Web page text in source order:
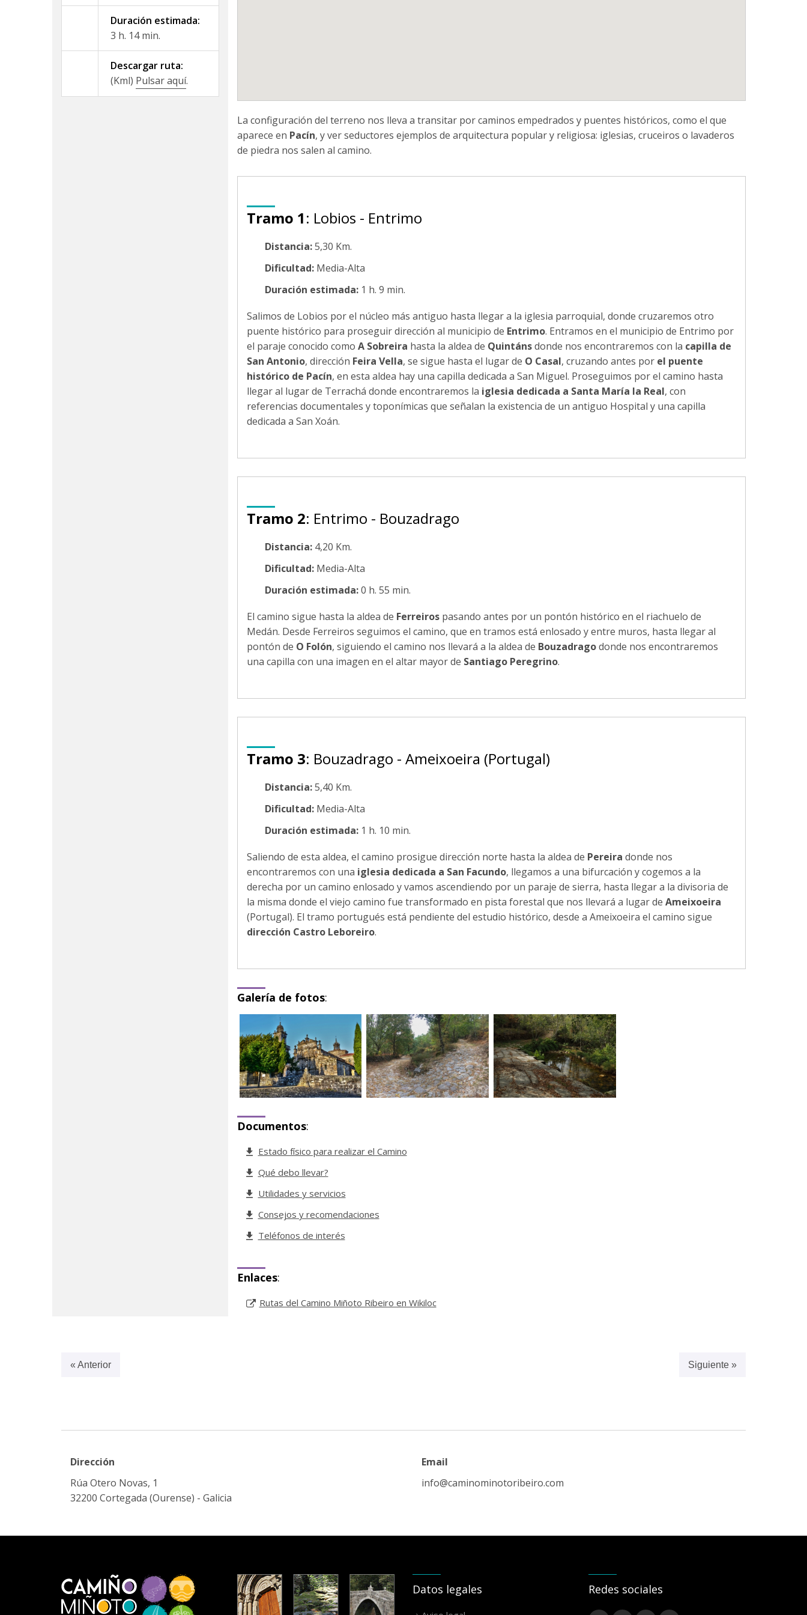
Duración estimada:
3 h. 14 min.
Descargar ruta:
(Kml) Pulsar aquí.
La configuración del terreno nos lleva a transitar por caminos empedrados y puentes históricos, como el que
aparece en Pacín, y ver seductores ejemplos de arquitectura popular y religiosa: iglesias, cruceiros o lavaderos
de piedra nos salen al camino.
Tramo 1: Lobios - Entrimo
Distancia:5,30 Km.
Dificultad:Media-Alta
Duración estimada:1 h. 9 min.
Salimos de Lobios por el núcleo más antiguo hasta llegar a la iglesia parroquial, donde cruzaremos otro
puente histórico para proseguir dirección al municipio de Entrimo. Entramos en el municipio de Entrimo por
el paraje conocido como A Sobreira hasta la aldea de Quintánsdonde nos encontraremos con la capilla de
San Antonio, dirección Feira Vella, se sigue hasta el lugar de O Casal, cruzando antes por el puente
histórico de Pacín, en esta aldea hay una capilla dedicada a San Miguel. Proseguimos por el camino hasta
llegar al lugar de Terrachá donde encontraremos la iglesia dedicada a Santa María la Real, con
referencias documentales y toponímicas que señalan la existencia de un antiguo Hospital y una capilla
dedicada a San Xoán.
Tramo 2: Entrimo - Bouzadrago
Distancia:4,20 Km.
Dificultad:Media-Alta
Duración estimada:0 h. 55 min.
El camino sigue hasta la aldea de Ferreirospasando antes por un pontón histórico en el riachuelo de
Medán. Desde Ferreiros seguimos el camino, que en tramos está enlosado y entre muros, hasta llegar al
pontón de O Folón, siguiendo el camino nos llevará a la aldea de Bouzadragodonde nos encontraremos
una capilla con una imagen en el altar mayor de Santiago Peregrino.
Tramo 3: Bouzadrago - Ameixoeira (Portugal)
Distancia:5,40 Km.
Dificultad:Media-Alta
Duración estimada:1 h. 10 min.
Saliendo de esta aldea, el camino prosigue dirección norte hasta la aldea de Pereira donde nos
encontraremos con una iglesia dedicada a San Facundo, llegamos a una bifurcación y cogemos a la
derecha por un camino enlosado y vamos ascendiendo por un paraje de sierra, hasta llegar a la divisoria de
la misma donde el viejo camino fue transformado en pista forestal que nos llevará a lugar de Ameixoeira
(Portugal). El tramo portugués está pendiente del estudio histórico, desde a Ameixoeira el camino sigue
dirección Castro Leboreiro.
Galería de fotos:
Documentos:
Estado físico para realizar el Camino
Qué debo llevar?
Utilidades y servicios
Consejos y recomendaciones
Teléfonos de interés
Enlaces:
Rutas del Camino Miñoto Ribeiro en Wikiloc
Siguiente »
« Anterior
Dirección
Rúa Otero Novas, 1
32200 Cortegada (Ourense) - Galicia
Email
info@caminominotoribeiro.com
Datos legales Redes sociales